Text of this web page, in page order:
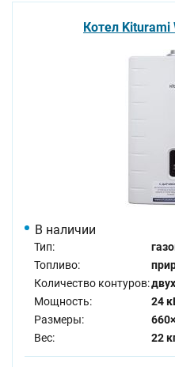
Котел Kiturami
В наличии
Тип:
Топливо:
Количество контуров:
Мощность:
24
Размеры:
Вес:
22